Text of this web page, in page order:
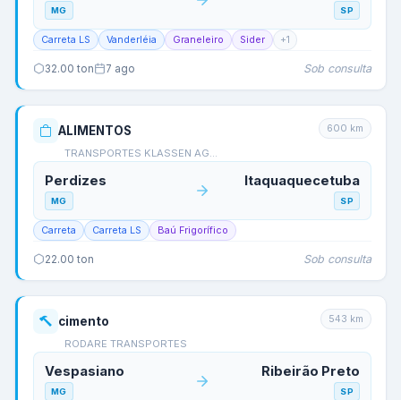
MG SP
Carreta LS Vanderléia Graneleiro Sider +1
32.00 ton 7 ago Sob consulta
ALIMENTOS
TRANSPORTES KLASSEN AG…
600 km
Perdizes
MG
Itaquaquecetuba
SP
Carreta Carreta LS Baú Frigorífico
22.00 ton Sob consulta
cimento
RODARE TRANSPORTES
543 km
Vespasiano
MG
Ribeirão Preto
SP